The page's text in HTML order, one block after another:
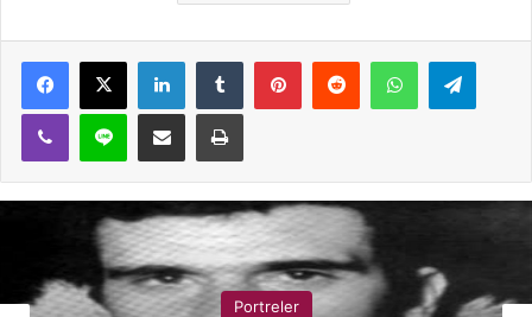
WhatsApp
Portreler